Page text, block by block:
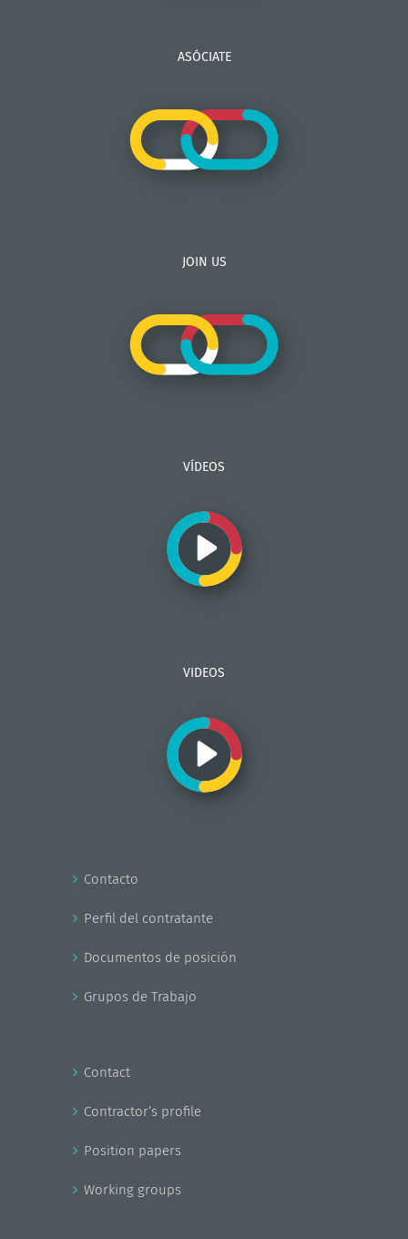
ASÓCIATE
JOIN US
VÍDEOS
VIDEOS
Contacto
Perfil del contratante
Documentos de posición
Grupos de Trabajo
Contact
Contractor’s profile
Position papers
Working groups